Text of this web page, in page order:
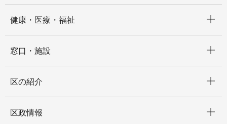
健康・医療・福祉
窓口・施設
区の紹介
区政情報